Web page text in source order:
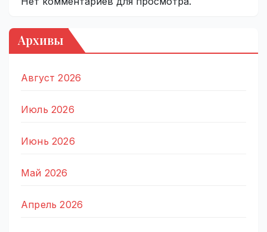
Архивы
Август 2026
Июль 2026
Июнь 2026
Май 2026
Апрель 2026